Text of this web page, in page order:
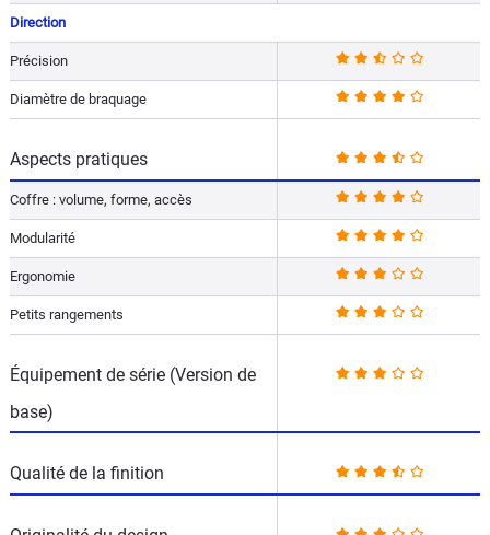
Direction
Précision
Diamètre de braquage
Aspects pratiques
Coffre : volume, forme, accès
Modularité
Ergonomie
Petits rangements
Équipement de série (Version de
base)
Qualité de la finition